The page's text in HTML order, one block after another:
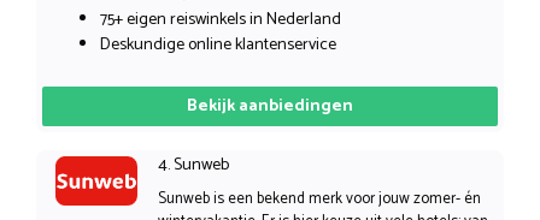
75+ eigen reiswinkels in Nederland
Deskundige online klantenservice
Bekijk aanbiedingen
4. Sunweb
Sunweb is een bekend merk voor jouw zomer- én